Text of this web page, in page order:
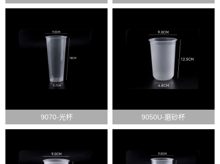
9070-光杯 9050U-磨砂杯